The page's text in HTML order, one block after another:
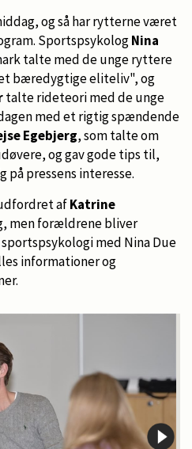
og så har rytterne været
SportspsykologNina
talte med de unge ryttere
bæredygtige eliteliv", og
talte rideteori med de unge
med et rigtig spændende
Egebjerg, som talte om
og gav gode tips til,
på pressens interesse.
afKatrine
men forældrene bliver
med Nina Due
informationer og